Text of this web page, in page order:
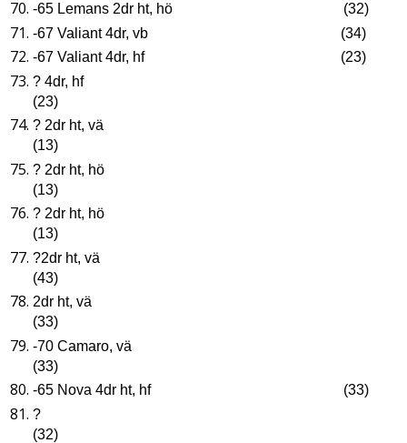
-65 Lemans 2dr ht, hö (32)
-67 Valiant 4dr, vb (34)
-67 Valiant 4dr, hf (23)
? 4dr, hf
(23)
? 2dr ht, vä
(13)
? 2dr ht, hö
(13)
? 2dr ht, hö
(13)
?2dr ht, vä
(43)
2dr ht, vä
(33)
-70 Camaro, vä
(33)
-65 Nova 4dr ht, hf (33)
?
(32)